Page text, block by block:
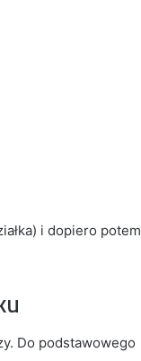
i dopiero potem
Do podstawowego